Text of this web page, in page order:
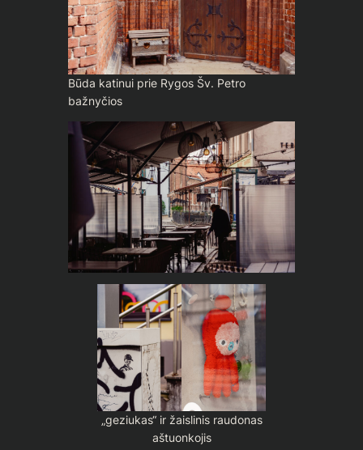
Būda katinui prie Rygos Šv. Petro
bažnyčios
„geziukas“ ir žaislinis raudonas
aštuonkojis